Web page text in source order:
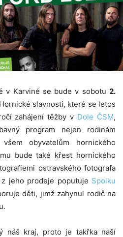
v Karviné se bude v sobotu 2.
slavnosti, které se letos
zahájení těžby v Dole ČSM,
program nejen rodinám
obyvatelům hornického
bude také křest hornického
ostravského fotografa
jeho prodeje poputuje Spolku
děti, jimž zahynul rodič na
náš kraj, proto je takřka naší